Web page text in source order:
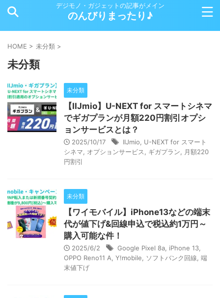
デジモノ・ガジェットの記事がメイン
のんびりまったり♪
HOME > 未分類 >
未分類
未分類
【IIJmio】U-NEXT for スマートシネマ
でギガプランが月額220円割引オプシ
ョンサービスとは？
2025/10/17 IIJmio
U-NEXT for スマート
シネマ
オプションサービス ギガプラン
月額220
円割引
未分類
【ワイモバイル】iPhone13などの端末
代が値下げ&回線申込で税込約1万円～
購入可能な件！
2025/6/2 Google Pixel 8a iPhone 13
OPPO Reno11 A Y!mobile ソフトバンク回線 端
末値下げ